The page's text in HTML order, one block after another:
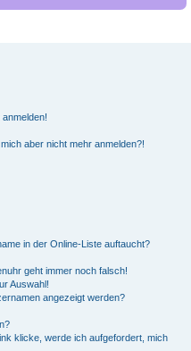
aber nicht mehr anmelden?!
in der Online-Liste auftaucht?
geht immer noch falsch!
Auswahl!
angezeigt werden?
klicke, werde ich aufgefordert, mich